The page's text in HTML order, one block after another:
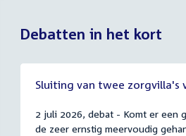
Debatten in het kort
Sluiting van twee zorgvilla's
2 juli 2026, debat - Komt er een
de zeer ernstig meervoudig